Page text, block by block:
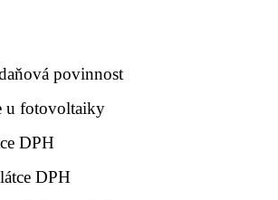
povinnost
u fotovoltaiky
DPH
DPH